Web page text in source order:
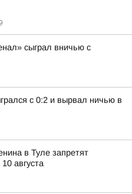
сыграл вничью с
с 0:2 и вырвал ничью в
в Туле запретят
августа